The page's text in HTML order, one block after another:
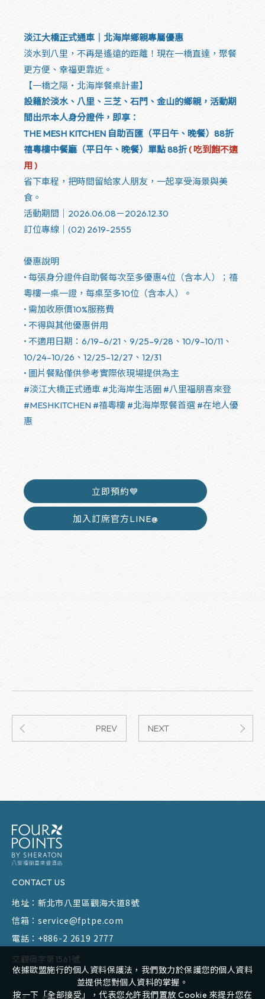
淡江大橋正式通車｜北海岸鄉親專屬優惠
淡水到八里，不再是遙遠的距離！現在一橋直達，聚餐
更方便、幸福更靠近。
【一橋之隔・北海岸餐桌計畫】
設籍於淡水、八里、三芝、石門、金山的鄉親，活動期
間出示本人身分證件，即享：
THE MESH KITCHEN 自助百匯（平日午、晚餐）88折
禧粵樓中餐廳（平日午、晚餐）單點 88折( 吃到飽不適
用 )
省下車程，把時間留給家人朋友，一起享受海景與美
食。
活動期間｜2026.06.08－2026.12.30
訂位專線｜(02) 2619-2555
優惠說明
• 每張身分證件自助餐每次至多優惠4位（含本人）；禧
粵樓一桌一證，每桌至多10位（含本人）。
• 需加收原價10%服務費
• 不得與其他優惠併用
• 不適用日期：6/19–6/21、9/25–9/28、10/9–10/11、
10/24–10/26、12/25–12/27、12/31
• 圖片餐點僅供參考實際依現場提供為主
#淡江大橋正式通車 #北海岸生活圈 #八里福朋喜來登
#MESHKITCHEN #禧粵樓 #北海岸聚餐首選 #在地人優
惠
立即預約💙
加入訂席官方LINE@
PREV NEXT
CONTACT US
地址： 新北市八里區觀海大道8號
信箱： service@fptpe.com
電話： +886-2 2619 2777
交觀宿字第1561號
依據歐盟施行的個人資料保護法，我們致力於保護您的個人資料
並提供您對個人資料的掌握。
按一下「全部接受」，代表您允許我們置放 Cookie 來提升您在